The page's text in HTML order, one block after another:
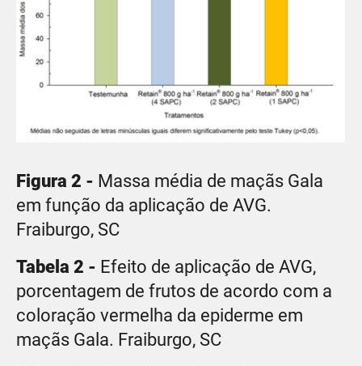
Figura 2 - Massa média de maçãs Gala
em função da aplicação de AVG.
Fraiburgo, SC
Tabela 2 - Efeito de aplicação de AVG,
porcentagem de frutos de acordo com a
coloração vermelha da epiderme em
maçãs Gala. Fraiburgo, SC